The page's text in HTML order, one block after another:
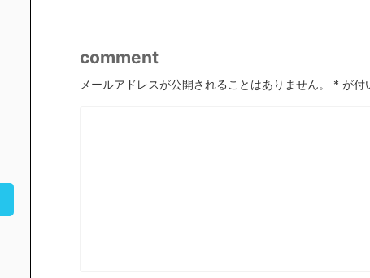
comment
メールアドレスが公開されることはありません。 * が付